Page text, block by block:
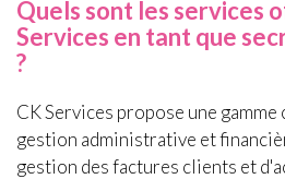
Quels sont les services
Services en tant que
?
CK Services propose une
gestion administrative et
gestion des factures clients et